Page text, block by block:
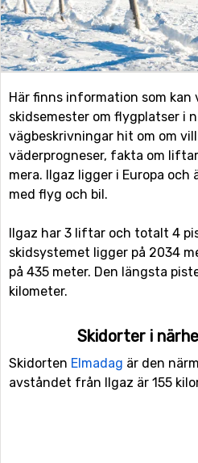
Här finns information som
skidsemester om flygplatser i
vägbeskrivningar hit om om
väderprogneser, fakta om
mera. Ilgaz ligger i Europa
med flyg och bil.
Ilgaz har 3 liftar och totalt 4
skidsystemet ligger på 2034
på 435 meter. Den längsta
kilometer.
Skidorter i
Skidorten Elmadag är den
avståndet från Ilgaz är 155